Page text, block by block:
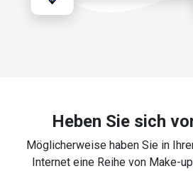
Heben Sie sich
Möglicherweise haben Sie in
Internet eine Reihe von Make-